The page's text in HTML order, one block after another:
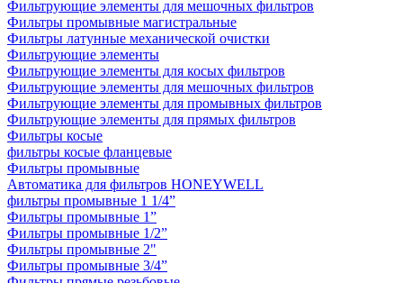
Фильтрующие элементы для мешочных фильтров
Фильтры промывные магистральные
Фильтры латунные механической очистки
Фильтрующие элементы
Фильтрующие элементы для косых фильтров
Фильтрующие элементы для мешочных фильтров
Фильтрующие элементы для промывных фильтров
Фильтрующие элементы для прямых фильтров
Фильтры косые
фильтры косые фланцевые
Фильтры промывные
Автоматика для фильтров HONEYWELL
фильтры промывные 1 1/4”
Фильтры промывные 1”
Фильтры промывные 1/2”
Фильтры промывные 2"
Фильтры промывные 3/4”